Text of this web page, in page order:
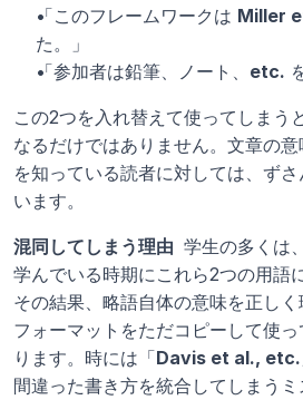
「このフレームワークは Miller
た。」
「参加者は鉛筆、ノート、 etc.
この2つを入れ替えて使ってしまう
なるだけではありません。文章の
を知っている読者に対しては、ず
います。
混同してしまう理由 学生の多くは
学んでいる時期にこれら2つの用語
その結果、略語自体の意味を正し
フォーマットをただコピーして使
ります。時には「Davis et al., etc.
間違った書き方を統合してしまうミ